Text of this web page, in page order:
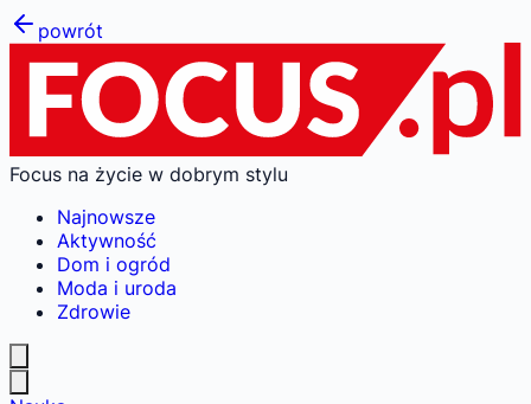
powrót
Focus na życie w dobrym stylu
Najnowsze
Aktywność
Dom i ogród
Moda i uroda
Zdrowie